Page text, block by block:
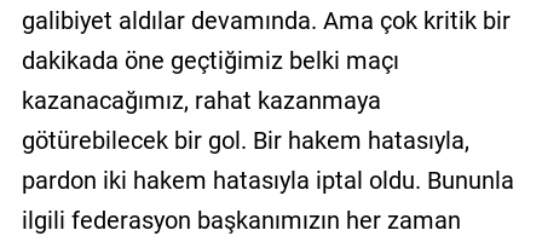
galibiyet aldılar devamında. Ama çok kritik bir
dakikada öne geçtiğimiz belki maçı
kazanacağımız, rahat kazanmaya
götürebilecek bir gol. Bir hakem hatasıyla,
pardon iki hakem hatasıyla iptal oldu. Bununla
ilgili federasyon başkanımızın her zaman